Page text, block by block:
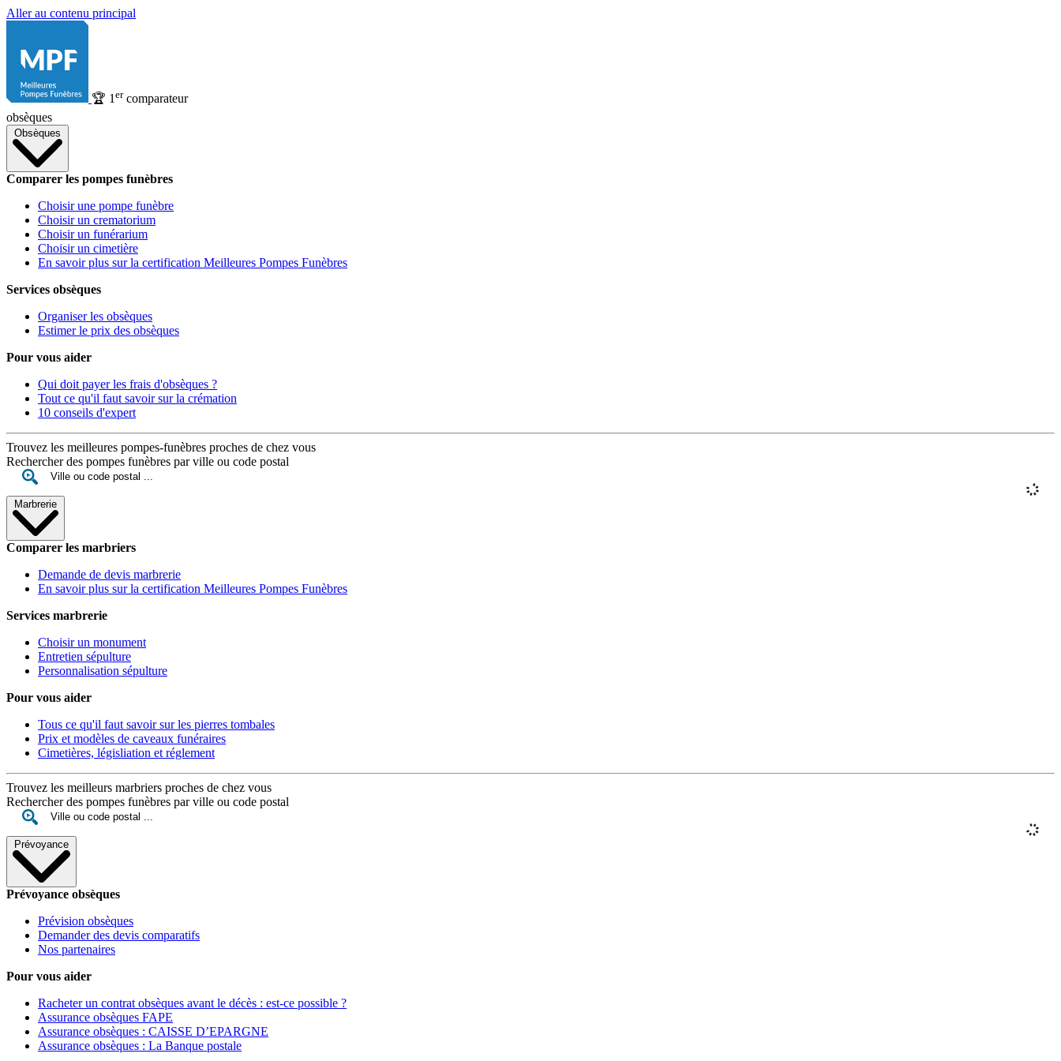
Aller au contenu principal
🏆 1 ercomparateur
obsèques
Obsèques
Comparer les pompes funèbres
Choisir une pompe funèbre
Choisir un crematorium
Choisir un funérarium
Choisir un cimetière
En savoir plus sur la certification Meilleures Pompes Funèbres
Services obsèques
Organiser les obsèques
Estimer le prix des obsèques
Pour vous aider
Qui doit payer les frais d'obsèques ?
Tout ce qu'il faut savoir sur la crémation
10 conseils d'expert
Trouvez les meilleures pompes-funèbres proches de chez vous
Rechercher des pompes funèbres par ville ou code postal
Marbrerie
Comparer les marbriers
Demande de devis marbrerie
En savoir plus sur la certification Meilleures Pompes Funèbres
Services marbrerie
Choisir un monument
Entretien sépulture
Personnalisation sépulture
Pour vous aider
Tous ce qu'il faut savoir sur les pierres tombales
Prix et modèles de caveaux funéraires
Cimetières, législiation et réglement
Trouvez les meilleurs marbriers proches de chez vous
Rechercher des pompes funèbres par ville ou code postal
Prévoyance
Prévoyance obsèques
Prévision obsèques
Demander des devis comparatifs
Nos partenaires
Pour vous aider
Racheter un contrat obsèques avant le décès : est-ce possible ?
Assurance obsèques FAPE
Assurance obsèques : CAISSE D’EPARGNE
Assurance obsèques : La Banque postale